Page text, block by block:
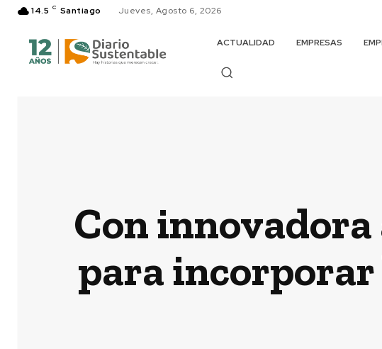
14.5 C Santiago Jueves, Agosto 6, 2026
ACTUALIDAD EMPRESAS
Con
para incorporar